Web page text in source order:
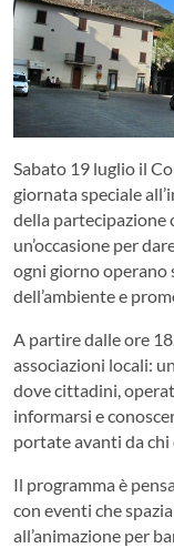
Sabato 19 luglio il
giornata speciale
della partecipazione
un’occasione per
ogni giorno operano
dell’ambiente e
A partire dalle ore
associazioni locali:
dove cittadini,
informarsi e
portate avanti da chi
Il programma è
con eventi che
all’animazione per